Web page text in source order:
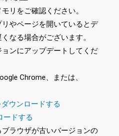
リをご確認ください。
やページを開いているとデ
なる場合がございます。
ンにアップデートしてくだ
Chrome、または、
ウンロードする
ードする
ラウザが古いバージョンの